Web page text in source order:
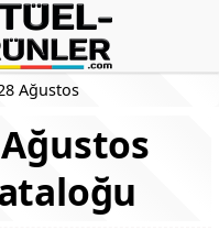
Ağustos